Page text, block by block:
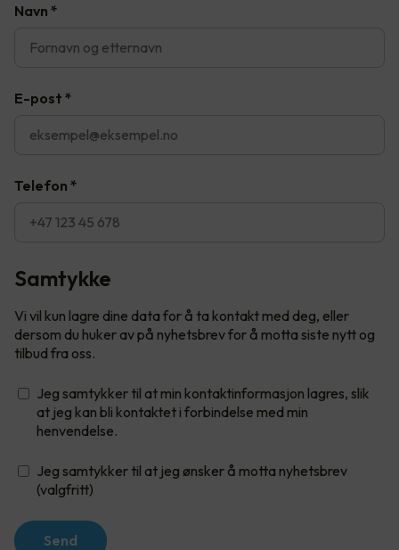
Navn *
E-post *
Telefon *
Samtykke
Vi vil kun lagre dine data for å ta kontakt med deg, eller
dersom du huker av på nyhetsbrev for å motta siste nytt og
tilbud fra oss.
Jeg samtykker til at min kontaktinformasjon lagres, slik
at jeg kan bli kontaktet i forbindelse med min
henvendelse.
Jeg samtykker til at jeg ønsker å motta nyhetsbrev
(valgfritt)
Send